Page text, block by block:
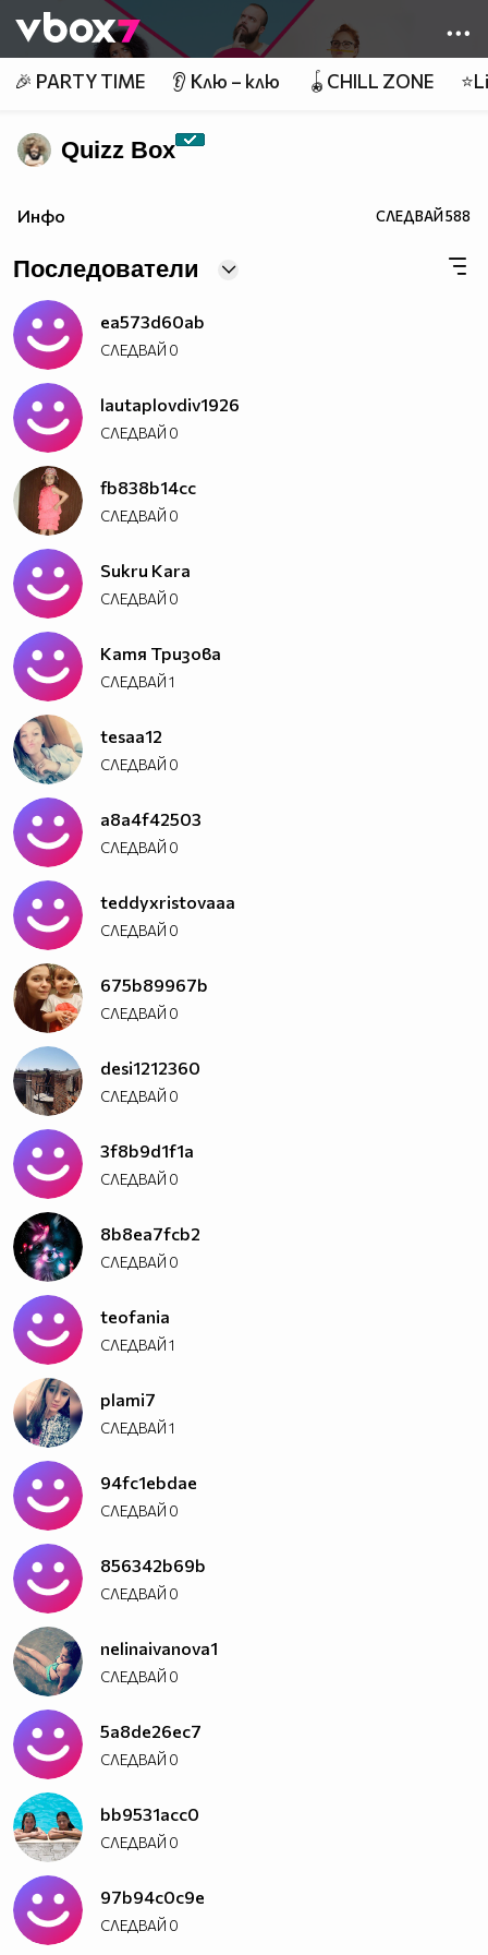
👾
🎉 PARTY TIME 👂 Клю – клю 🪀CHILL ZONE
Quizz Box
Инфо СЛЕДВАЙ588
Последователи
ea573d60ab
СЛЕДВАЙ 0
lautaplovdiv1926
СЛЕДВАЙ 0
fb838b14cc
СЛЕДВАЙ 0
Sukru Kara
СЛЕДВАЙ 0
Катя Тризова
СЛЕДВАЙ1
tesaa12
СЛЕДВАЙ 0
a8a4f42503
СЛЕДВАЙ 0
teddyxristovaaa
СЛЕДВАЙ 0
675b89967b
СЛЕДВАЙ 0
desi1212360
СЛЕДВАЙ 0
3f8b9d1f1a
СЛЕДВАЙ 0
8b8ea7fcb2
СЛЕДВАЙ 0
teofania
СЛЕДВАЙ1
plami7
СЛЕДВАЙ1
94fc1ebdae
СЛЕДВАЙ 0
856342b69b
СЛЕДВАЙ 0
nelinaivanova1
СЛЕДВАЙ 0
5a8de26ec7
СЛЕДВАЙ 0
bb9531acc0
СЛЕДВАЙ 0
97b94c0c9e
СЛЕДВАЙ 0